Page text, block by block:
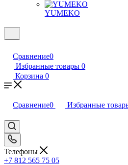
YUMEKO
Сравнение0
Избранные товары 0
Корзина 0
Сравнение0 Избранные
Телефоны
+7 812 565 75 05